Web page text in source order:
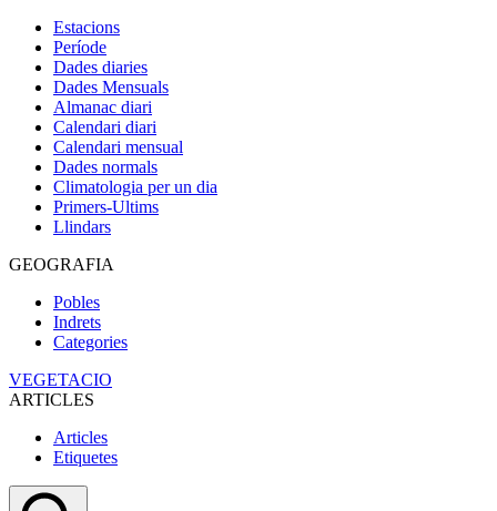
Estacions
Període
Dades diaries
Dades Mensuals
Almanac diari
Calendari diari
Calendari mensual
Dades normals
Climatologia per un dia
Primers-Ultims
Llindars
GEOGRAFIA
Pobles
Indrets
Categories
VEGETACIO
ARTICLES
Articles
Etiquetes